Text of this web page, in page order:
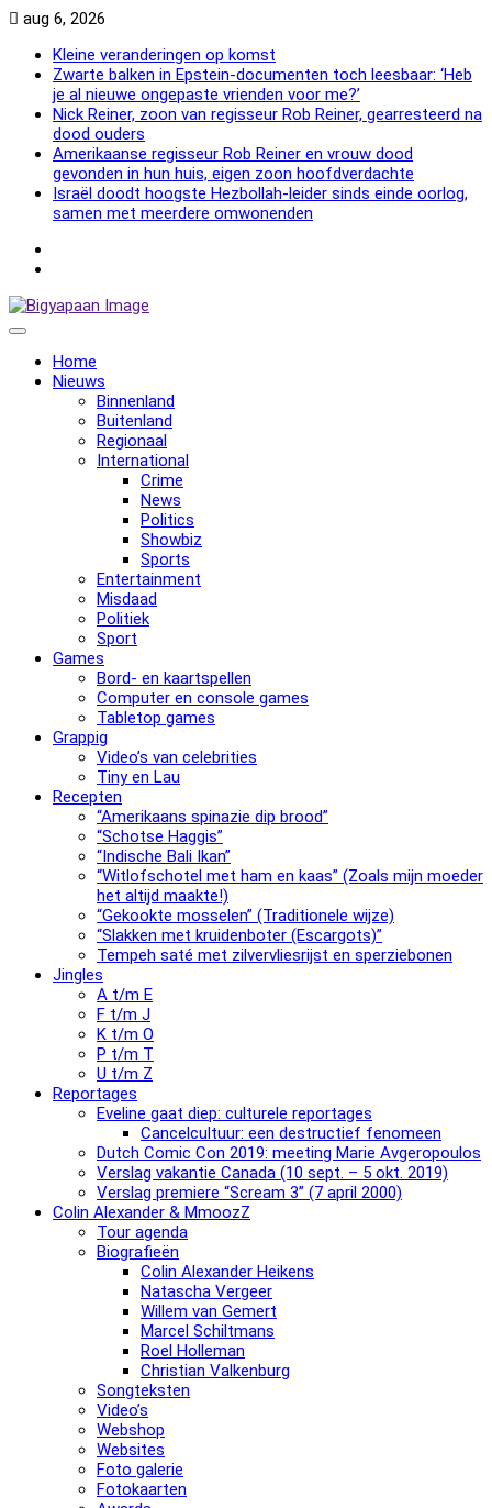
Skip
content
aug 6, 2026
Kleine veranderingen op komst
Zwarte balken in Epstein-documenten toch leesbaar: ‘Heb
je al nieuwe ongepaste vrienden voor me?’
Nick Reiner, zoon van regisseur Rob Reiner, gearresteerd na
dood ouders
Amerikaanse regisseur Rob Reiner en vrouw dood
gevonden in hun huis, eigen zoon hoofdverdachte
Israël doodt hoogste Hezbollah-leider sinds einde oorlog,
samen met meerdere omwonenden
Home
Nieuws
Binnenland
Buitenland
Regionaal
International
Crime
News
Politics
Showbiz
Sports
Entertainment
Misdaad
Politiek
Sport
Games
Bord- en kaartspellen
Computer en console games
Tabletop games
Grappig
Video’s van celebrities
Tiny en Lau
Recepten
“Amerikaans spinazie dip brood”
“Schotse Haggis”
“Indische Bali Ikan”
“Witlofschotel met ham en kaas” (Zoals mijn moeder
het altijd maakte!)
“Gekookte mosselen” (Traditionele wijze)
“Slak­ken met krui­den­bo­ter (Escargots)”
Tempeh saté met zilvervliesrijst en sperziebonen
Jingles
A t/m E
F t/m J
K t/m O
P t/m T
U t/m Z
Reportages
Eveline gaat diep: culturele reportages
Cancelcultuur: een destructief fenomeen
Dutch Comic Con 2019: meeting Marie Avgeropoulos
Verslag vakantie Canada (10 sept. – 5 okt. 2019)
Verslag premiere “Scream 3” (7 april 2000)
Colin Alexander & MmoozZ
Tour agenda
Biografieën
Colin Alexander Heikens
Natascha Vergeer
Willem van Gemert
Marcel Schiltmans
Roel Holleman
Christian Valkenburg
Songteksten
Video’s
Webshop
Websites
Foto galerie
Fotokaarten